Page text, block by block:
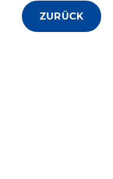
ZURÜCK